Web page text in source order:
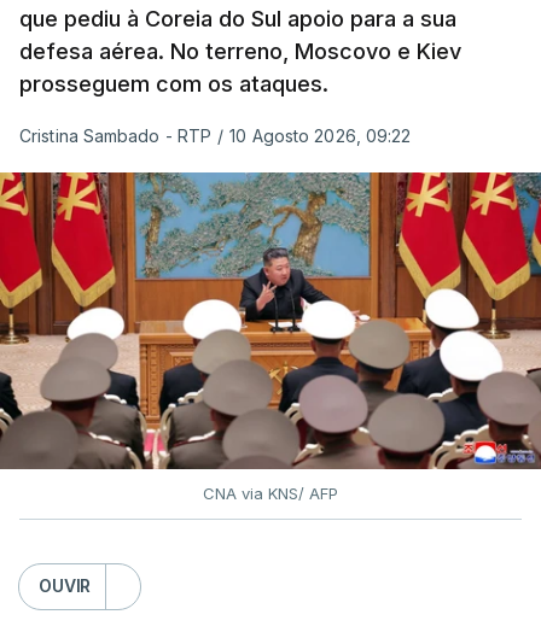
que pediu à Coreia do Sul apoio para a sua
defesa aérea. No terreno, Moscovo e Kiev
prosseguem com os ataques.
Cristina Sambado - RTP / 10 Agosto 2026, 09:22
CNA via KNS/ AFP
OUVIR